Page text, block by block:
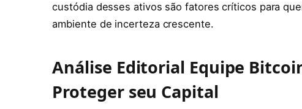
custódia desses ativos são fatores críticos para
ambiente de incerteza crescente.
Análise Editorial Equipe
Proteger seu Capital